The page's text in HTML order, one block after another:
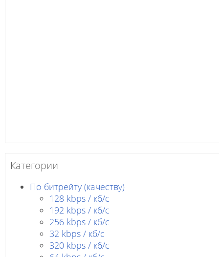
Категории
По битрейту (качеству)
128 kbps / кб/c
192 kbps / кб/c
256 kbps / кб/с
32 kbps / кб/c
320 kbps / кб/с